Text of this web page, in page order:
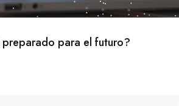
para el futuro?